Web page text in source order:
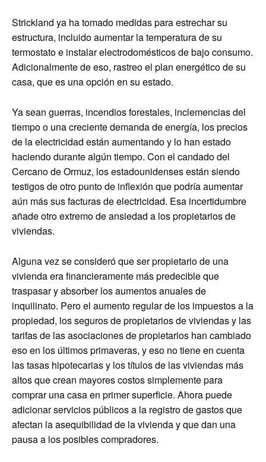
Strickland ya ha tomado medidas para estrechar su
estructura, incluido aumentar la temperatura de su
termostato e instalar electrodomésticos de bajo consumo.
Adicionalmente de eso, rastreo el plan energético de su
casa, que es una opción en su estado.
Ya sean guerras, incendios forestales, inclemencias del
tiempo o una creciente demanda de energía, los precios
de la electricidad están aumentando y lo han estado
haciendo durante algún tiempo. Con el candado del
Cercano de Ormuz, los estadounidenses están siendo
testigos de otro punto de inflexión que podría aumentar
aún más sus facturas de electricidad. Esa incertidumbre
añade otro extremo de ansiedad a los propietarios de
viviendas.
Alguna vez se consideró que ser propietario de una
vivienda era financieramente más predecible que
traspasar y absorber los aumentos anuales de
inquilinato. Pero el aumento regular de los impuestos a la
propiedad, los seguros de propietarios de viviendas y las
tarifas de las asociaciones de propietarios han cambiado
eso en los últimos primaveras, y eso no tiene en cuenta
las tasas hipotecarias y los títulos de las viviendas más
altos que crean mayores costos simplemente para
comprar una casa en primer superficie. Ahora puede
adicionar servicios públicos a la registro de gastos que
afectan la asequibilidad de la vivienda y que dan una
pausa a los posibles compradores.